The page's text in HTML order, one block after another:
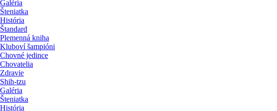
Galéria
Šteniatka
História
Štandard
Plemenná kniha
Kluboví šampióni
Chovné jedince
Chovatelia
Zdravie
Shih-tzu
Galéria
Šteniatka
História